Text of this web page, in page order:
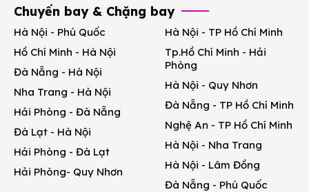
Chuyến bay & Chặng bay
Hà Nội - Phú Quốc
Hồ Chí Minh - Hà Nội
Đà Nẵng - Hà Nội
Nha Trang - Hà Nội
Hải Phòng - Đà Nẵng
Đà Lạt - Hà Nội
Hải Phòng - Đà Lạt
Hải Phòng- Quy Nhơn
Hà Nội - TP Hồ Chí Minh
Tp.Hồ Chí Minh - Hải
Phòng
Hà Nội - Quy Nhơn
Đà Nẵng - TP Hồ Chí Minh
Nghệ An - TP Hồ Chí Minh
Hà Nội - Nha Trang
Hà Nội - Lâm Đồng
Đà Nẵng - Phú Quốc